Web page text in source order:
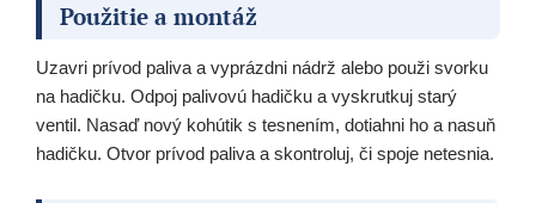
Použitie a montáž
Uzavri prívod paliva a vyprázdni nádrž alebo použi svorku
na hadičku. Odpoj palivovú hadičku a vyskrutkuj starý
ventil. Nasaď nový kohútik s tesnením, dotiahni ho a nasuň
hadičku. Otvor prívod paliva a skontroluj, či spoje netesnia.